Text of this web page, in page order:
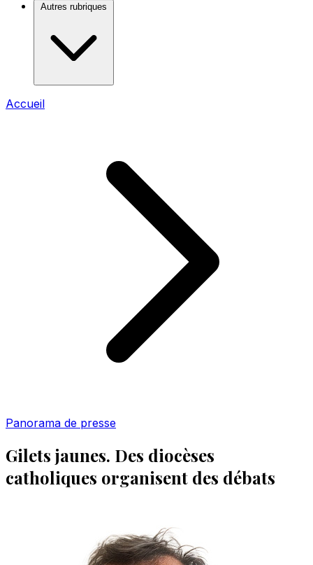
Autres rubriques
Accueil
Panorama de presse
Gilets jaunes. Des diocèses
catholiques organisent des débats